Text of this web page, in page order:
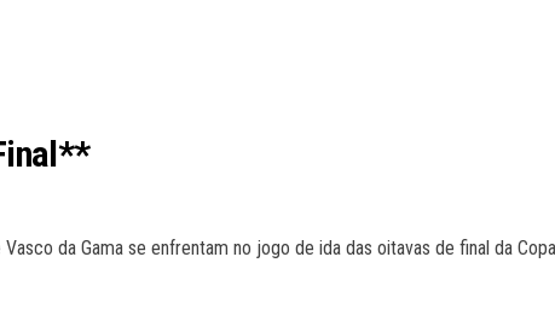
da Gama se enfrentam no jogo de ida das oitavas de final da